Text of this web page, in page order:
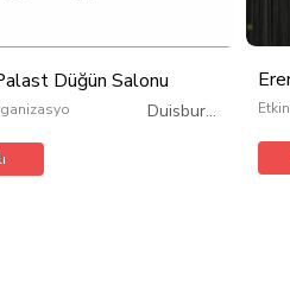
Düğün Salonu
Duisburg